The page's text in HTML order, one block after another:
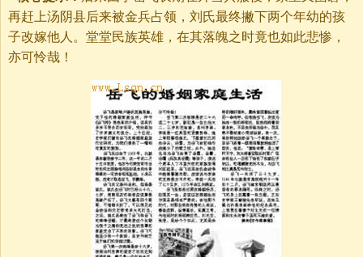
再赶上汤阴县后来被金兵占领，刘氏最终撇下两个年幼的孩
子改嫁他人。堂堂民族英雄，在其落魄之时竟也如此悲惨，
亦可怜哉！